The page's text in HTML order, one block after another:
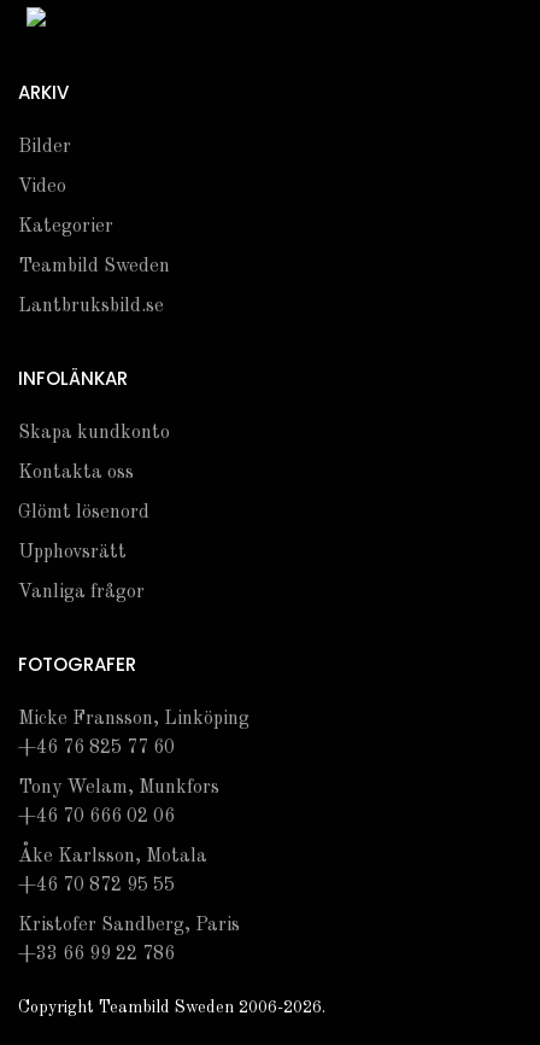
ARKIV
Bilder
Video
Kategorier
Teambild Sweden
Lantbruksbild.se
INFOLÄNKAR
Skapa kundkonto
Kontakta oss
Glömt lösenord
Upphovsrätt
Vanliga frågor
FOTOGRAFER
Micke Fransson, Linköping
+46 76 825 77 60
Tony Welam, Munkfors
+46 70 666 02 06
Åke Karlsson, Motala
+46 70 872 95 55
Kristofer Sandberg, Paris
+33 66 99 22 786
Copyright Teambild Sweden 2006-2026.